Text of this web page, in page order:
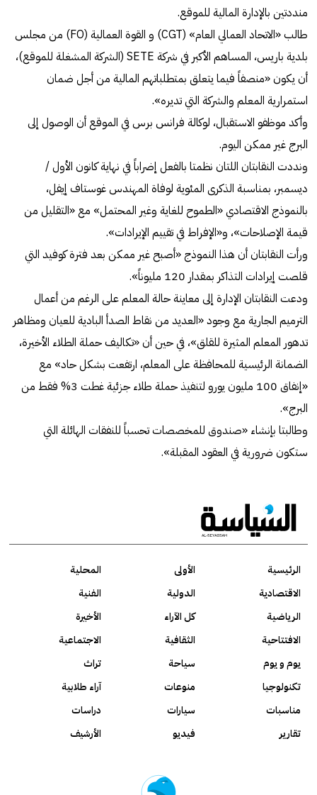
منددتين بالإدارة المالية للموقع.
طالب «الاتحاد العمالي العام» (CGT) و القوة العمالية (FO) من مجلس
بلدية باريس، المساهم الأكبر في شركة SETE (الشركة المشغلة للموقع)،
أن يكون «منصفاً فيما يتعلق بمتطلباتهم المالية من أجل ضمان
استمرارية المعلم والشركة التي تديره».
وأكد موظفو الاستقبال، لوكالة فرانس برس في الموقع أن الوصول إلى
البرج غير ممكن اليوم.
ونددت النقابتان اللتان نظمتا بالفعل إضراباً في نهاية كانون الأول /
ديسمبر، بمناسبة الذكرى المئوية لوفاة المهندس غوستاف إيفل،
بالنموذج الاقتصادي «الطموح للغاية وغير المحتمل» مع «التقليل من
قيمة الإصلاحات»، و«الإفراط في تقييم الإيرادات».
ورأت النقابتان أن هذا النموذج «أصبح غير ممكن بعد فترة كوفيد التي
قلصت إيرادات التذاكر بمقدار 120 مليوناً».
ودعت النقابتان الإدارة إلى معاينة حالة المعلم على الرغم من أعمال
الترميم الجارية مع وجود «العديد من نقاط الصدأ البادية للعيان ومظاهر
تدهور المعلم المثيرة للقلق»، في حين أن «تكاليف حملة الطلاء الأخيرة،
الضمانة الرئيسية للمحافظة على المعلم، ارتفعت بشكل حاد» مع
«إنفاق 100 مليون يورو لتنفيذ حملة طلاء جزئية غطت 3% فقط من
البرج».
وطالبتا بإنشاء «صندوق للمخصصات تحسباً للنفقات الهائلة التي
ستكون ضرورية في العقود المقبلة».
الرئيسية الأولى
المحلية
الاقتصادية
الدولية
الفنية
الرياضية
كل الآراء
الأخيرة
الافتتاحية
الثقافية
الاجتماعية
يوم و يوم
سياحة
تراث
تكنولوجيا
منوعات
آراء طلابية
مناسبات
سيارات
دراسات
تقارير
فيديو الأرشيف